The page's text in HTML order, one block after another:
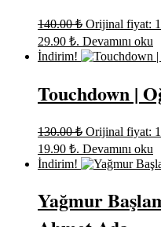
140.00₺ Orijinal fiyat:
29.90 ₺. Devamını oku
İndirim!
Touchdown |
130.00₺ Orijinal fiyat:
19.90 ₺. Devamını oku
İndirim!
Yağmur